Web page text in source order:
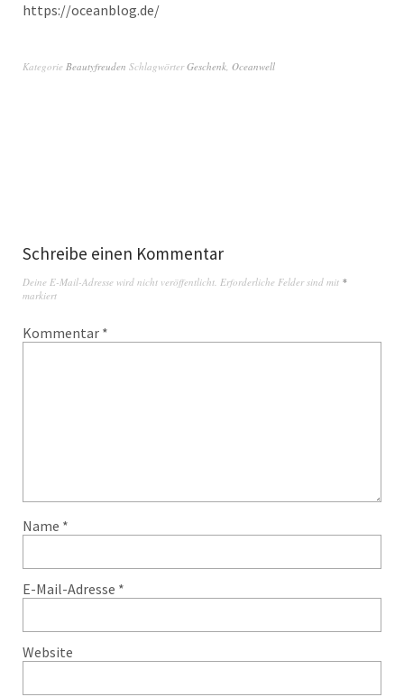
https://oceanblog.de/
Kategorie Beautyfreuden SchlagwörterGeschenk, Oceanwell
Schreibe einen Kommentar
Deine E-Mail-Adresse wird nicht veröffentlicht. Erforderliche Felder sind mit *
markiert
Kommentar *
Name *
E-Mail-Adresse *
Website